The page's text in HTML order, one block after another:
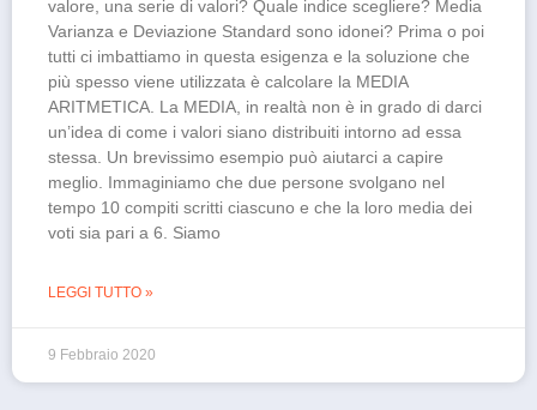
valore, una serie di valori? Quale indice scegliere? Media
Varianza e Deviazione Standard sono idonei? Prima o poi
tutti ci imbattiamo in questa esigenza e la soluzione che
più spesso viene utilizzata è calcolare la MEDIA
ARITMETICA. La MEDIA, in realtà non è in grado di darci
un’idea di come i valori siano distribuiti intorno ad essa
stessa. Un brevissimo esempio può aiutarci a capire
meglio. Immaginiamo che due persone svolgano nel
tempo 10 compiti scritti ciascuno e che la loro media dei
voti sia pari a 6. Siamo
LEGGI TUTTO »
9 Febbraio 2020